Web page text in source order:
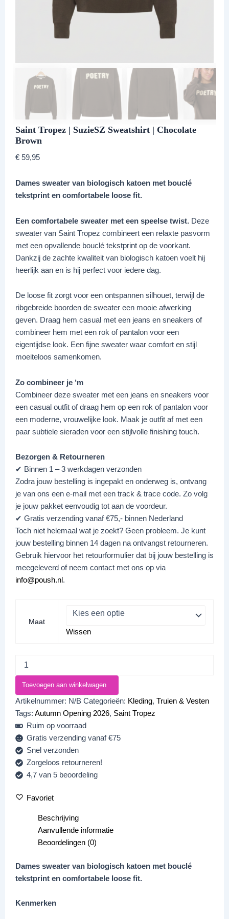
Saint Tropez | SuzieSZ Sweatshirt | Chocolate
Brown
€ 59,95
Dames sweater van biologisch katoen met bouclé
tekstprint en comfortabele loose fit.
Een comfortabele sweater met een speelse twist. Deze
sweater van Saint Tropez combineert een relaxte pasvorm
met een opvallende bouclé tekstprint op de voorkant.
Dankzij de zachte kwaliteit van biologisch katoen voelt hij
heerlijk aan en is hij perfect voor iedere dag.
De loose fit zorgt voor een ontspannen silhouet, terwijl de
ribgebreide boorden de sweater een mooie afwerking
geven. Draag hem casual met een jeans en sneakers of
combineer hem met een rok of pantalon voor een
eigentijdse look. Een fijne sweater waar comfort en stijl
moeiteloos samenkomen.
Zo combineer je ‘m
Combineer deze sweater met een jeans en sneakers voor
een casual outfit of draag hem op een rok of pantalon voor
een moderne, vrouwelijke look. Maak je outfit af met een
paar subtiele sieraden voor een stijlvolle finishing touch.
Bezorgen & Retourneren
✔ Binnen 1 – 3 werkdagen verzonden
Zodra jouw bestelling is ingepakt en onderweg is, ontvang
je van ons een e-mail met een track & trace code. Zo volg
je jouw pakket eenvoudig tot aan de voordeur.
✔ Gratis verzending vanaf €75,- binnen Nederland
Toch niet helemaal wat je zoekt? Geen probleem. Je kunt
jouw bestelling binnen 14 dagen na ontvangst retourneren.
Gebruik hiervoor het retourformulier dat bij jouw bestelling is
meegeleverd of neem contact met ons op via
info@poush.nl .
Maat
Wissen
Toevoegen aan winkelwagen
Artikelnummer: N/B Categorieën: Kleding, Truien & Vesten
Tags: Autumn Opening 2026, Saint Tropez
Ruim op voorraad
Gratis verzending vanaf €75
Snel verzonden
Zorgeloos retourneren!
4,7 van 5 beoordeling
Favoriet
Beschrijving
Aanvullende informatie
Beoordelingen (0)
Dames sweater van biologisch katoen met bouclé
tekstprint en comfortabele loose fit.
Kenmerken